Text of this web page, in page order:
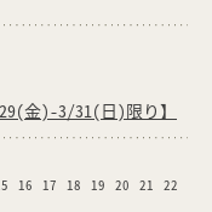
金)-3/31(日)限り】
16 17 18 19 20 21 22